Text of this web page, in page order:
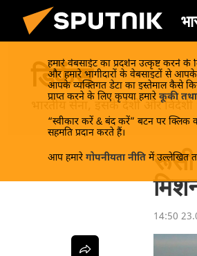
हमारे वेबसाईट का प्रदर्शन उत्कृष्ट करने
और हमारे भागीदारों के वेबसाइटों से
आपके व्यक्तिगत डेटा का इस्तेमाल कैसे
प्राप्त करने के लिए कृपया हमारे कूकी तथा
“स्वीकार करें & बंद करें” बटन पर क्लिक
सहमति प्रदान करते हैं।
आप हमारे गोपनीयता नीति में उल्लेखित
डिफेंस
भारतीय सेना, इसके देशी और विदेशी
रूसी
14:50